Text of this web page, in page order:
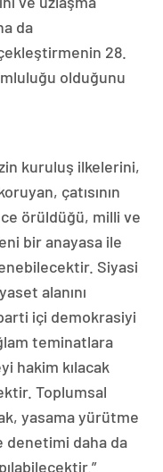
da
28.
olduğunu
kuruluş ilkelerini,
çatısının
örüldüğü, milli ve
bir anayasa ile
Siyasi
alanını
içi demokrasiyi
teminatlara
hakim kılacak
Toplumsal
yasama yürütme
denetimi daha da